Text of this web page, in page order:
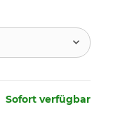
Sofort verfügbar